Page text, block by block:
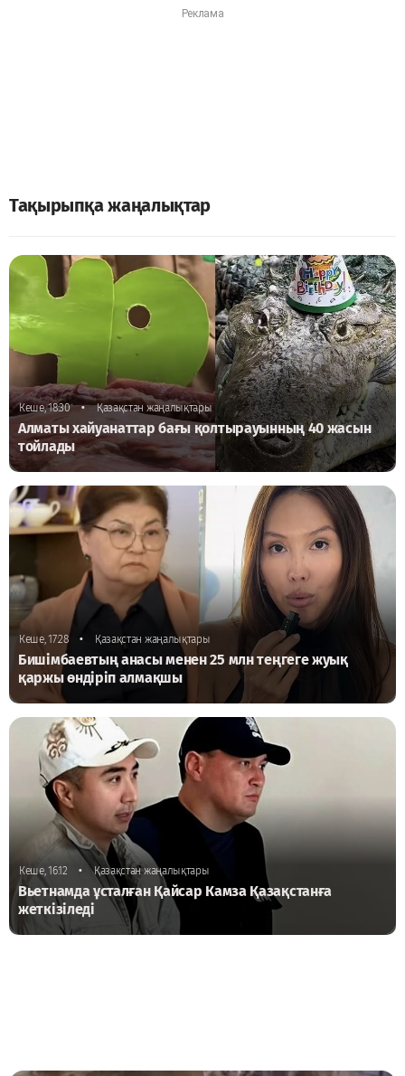
Тақырыпқа жаңалықтар
Кеше, 18:30 • Қазақстан жаңалықтары
Алматы хайуанаттар бағы қолтырауынның 40 жасын
тойлады
Кеше, 17:28 • Қазақстан жаңалықтары
Бишімбаевтың анасы менен 25 млн теңгеге жуық
қаржы өндіріп алмақшы
Кеше, 16:12 • Қазақстан жаңалықтары
Вьетнамда ұсталған Қайсар Камза Қазақстанға
жеткізіледі